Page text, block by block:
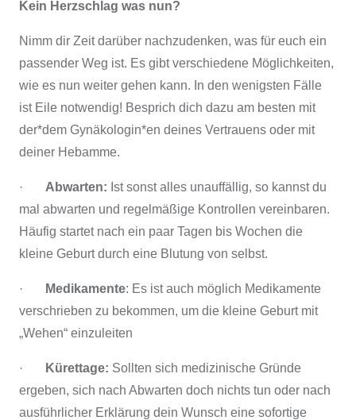
Kein Herzschlag was nun?
Nimm dir Zeit darüber nachzudenken, was für euch ein
passender Weg ist. Es gibt verschiedene Möglichkeiten,
wie es nun weiter gehen kann. In den wenigsten Fälle
ist Eile notwendig! Besprich dich dazu am besten mit
der*dem Gynäkologin*en deines Vertrauens oder mit
deiner Hebamme.
· Abwarten: Ist sonst alles unauffällig, so kannst du
mal abwarten und regelmäßige Kontrollen vereinbaren.
Häufig startet nach ein paar Tagen bis Wochen die
kleine Geburt durch eine Blutung von selbst.
· Medikamente: Es ist auch möglich Medikamente
verschrieben zu bekommen, um die kleine Geburt mit
„Wehen“ einzuleiten
· Kürettage: Sollten sich medizinische Gründe
ergeben, sich nach Abwarten doch nichts tun oder nach
ausführlicher Erklärung dein Wunsch eine sofortige